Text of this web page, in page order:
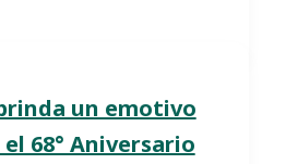
un emotivo
68° Aniversario